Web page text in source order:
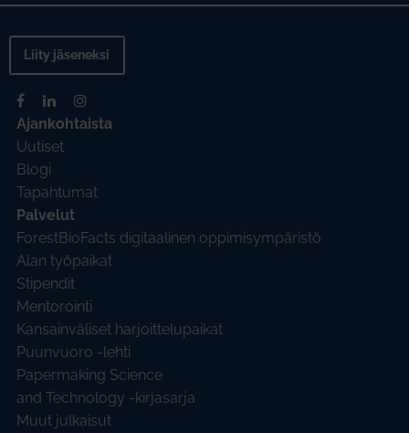
Liity jäseneksi
Ajankohtaista
Uutiset
Blogi
Tapahtumat
Palvelut
ForestBioFacts digitaalinen oppimisympäristö
Alan työpaikat
Stipendit
Mentorointi
Kansainväliset harjoittelupaikat
Puunvuoro -lehti
Papermaking Science
and Technology -kirjasarja
Muut julkaisut